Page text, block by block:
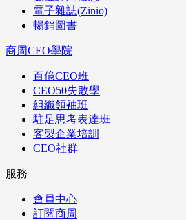
電子雜誌(Zinio)
暢銷圖書
商周CEO學院
百億CEO班
CEO50失敗學
組織領袖班
駐足思考表達班
客製企業培訓
CEO社群
服務
會員中心
訂閱商周